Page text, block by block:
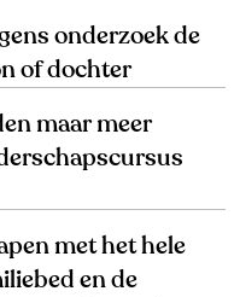
onderzoek de
of dochter
maar meer
met het hele
en de